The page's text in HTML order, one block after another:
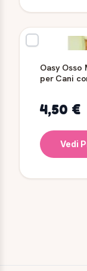
Oasy Osso
per Cani
4,50 €
Vedi